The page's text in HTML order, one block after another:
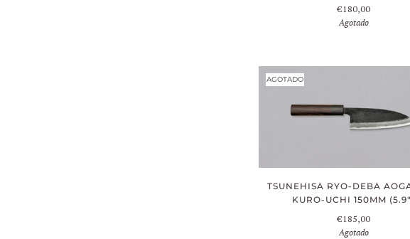
€180,00
Agotado
AGOTADO
TSUNEHISA RYO-DEBA
KURO-UCHI 150MM
€185,00
Agotado